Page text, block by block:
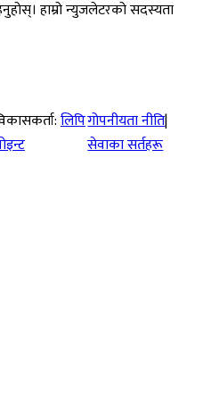
हाम्रो न्युजलेटरको सदस्यता
लिपिगोपनीयता नीति|
सेवाका सर्तहरू